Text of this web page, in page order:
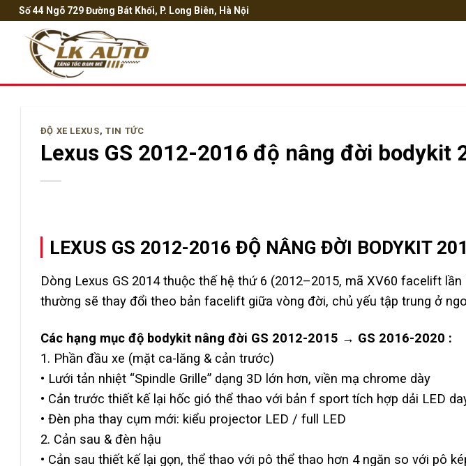
Số 44 Ngõ 729 Đường Bát Khối, P. Long Biên, Hà Nội
ĐỘ XE LEXUS, TIN TỨC
Lexus GS 2012-2016 độ nâng đời bodykit
LEXUS GS 2012-2016 ĐỘ NÂNG ĐỜI BODYKIT
Dòng Lexus GS 2014 thuộc thế hệ thứ 6 (2012–2015, mã XV60 facelift
thường sẽ thay đổi theo bản facelift giữa vòng đời, chủ yếu tập trung ở
Các hạng mục độ bodykit nâng đời GS 2012-2015 → GS 2016-2020 :
1. Phần đầu xe (mặt ca-lăng & cản trước)
• Lưới tản nhiệt “Spindle Grille” dạng 3D lớn hơn, viền mạ chrome dày
• Cản trước thiết kế lại hốc gió thể thao với bản f sport tích hợp dải LED
• Đèn pha thay cụm mới: kiểu projector LED / full LED
2. Cản sau & đèn hậu
• Cản sau thiết kế lại gọn, thể thao với pô thể thao hơn 4 ngăn so với pô